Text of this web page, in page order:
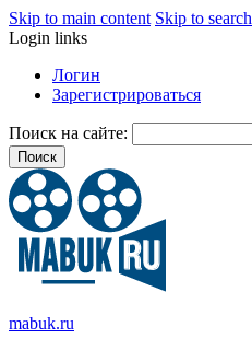
Skip to main content Skip to search
Login links
Логин
Зарегистрироваться
Поиск на сайте:
mabuk.ru